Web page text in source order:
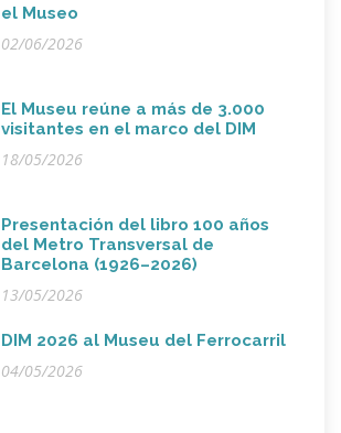
el Museo
02/06/2026
El Museu reúne a más de 3.000
visitantes en el marco del DIM
18/05/2026
Presentación del libro 100 años
del Metro Transversal de
Barcelona (1926–2026)
13/05/2026
DIM 2026 al Museu del Ferrocarril
04/05/2026